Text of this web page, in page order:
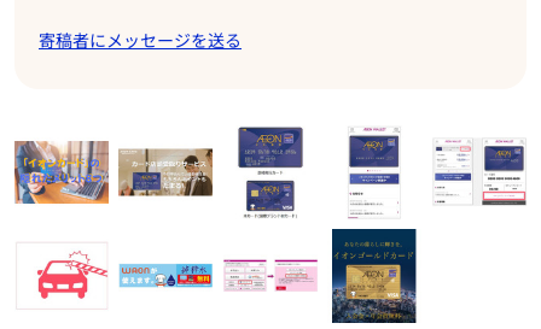
寄稿者にメッセージを送る